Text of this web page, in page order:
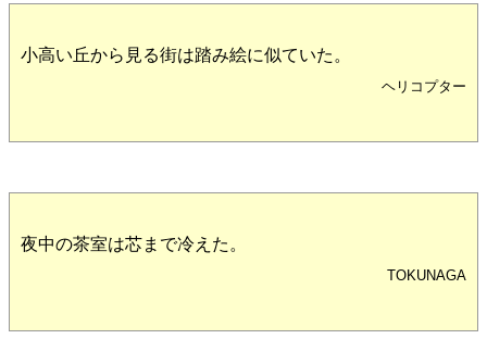
小高い丘から見る街は踏み絵に似ていた。
ヘリコプター
夜中の茶室は芯まで冷えた。
TOKUNAGA